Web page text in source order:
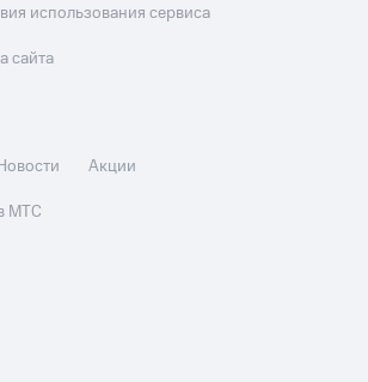
использования сервиса
сайта
Акции
МТС